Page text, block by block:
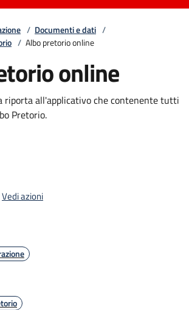
/ Documenti e dati /
/ Albo pretorio online
online
riporta all'applicativo che contenente tutti
Pretorio.
Vedi azioni